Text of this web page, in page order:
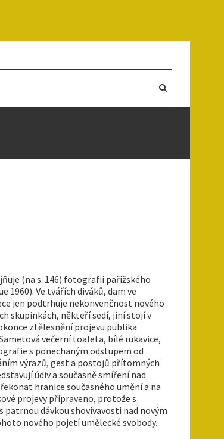
(na s. 146) fotografii pařížského
Ve tvářích diváků, dam ve
jen podtrhuje nekonvenčnost nového
skupinkách, někteří sedí, jiní stojí v
ztělesnění projevu publika
večerní toaleta, bílé rukavice,
s ponechaným odstupem od
výrazů, gest a postojů přítomných
údiv a současně smíření nad
hranice současného umění a na
projevy připraveno, protože s
dávkou shovívavosti nad novým
nového pojetí umělecké svobody.